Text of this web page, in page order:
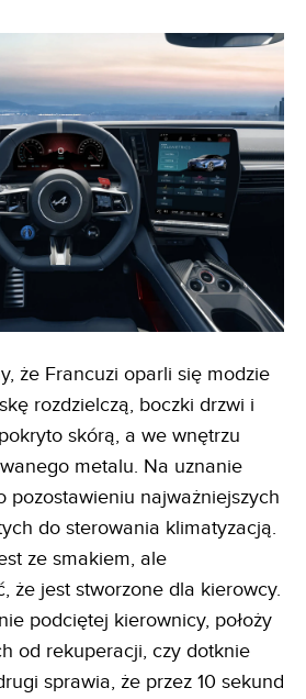
że Francuzi oparli się modzie
rozdzielczą, boczki drzwi i
skórą, a we wnętrzu
metalu. Na uznanie
pozostawieniu najważniejszych
do sterowania klimatyzacją.
ze smakiem, ale
że jest stworzone dla kierowcy.
podciętej kierownicy, położy
od rekuperacji, czy dotknie
sprawia, że przez 10 sekund